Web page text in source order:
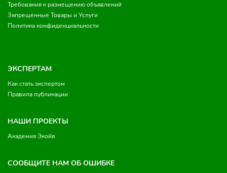
Требования к размещению объявлений
Запрещенные Товары и Услуги
Политика конфиденциальности
ЭКСПЕРТАМ
Как стать экспертом
Правила публикации
НАШИ ПРОЕКТЫ
Академия Экойя
СООБЩИТЕ НАМ ОБ ОШИБКЕ